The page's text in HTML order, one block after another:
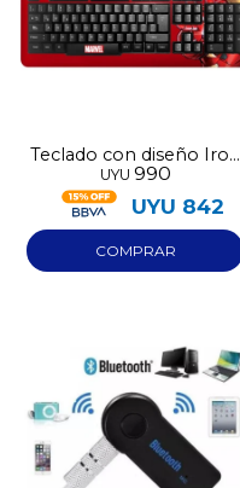
Teclado con diseño Iron
Man
UYU 990
UYU 842